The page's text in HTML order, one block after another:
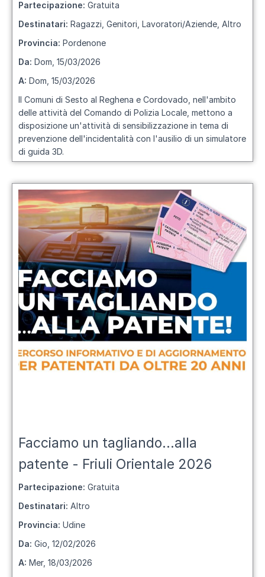
Partecipazione: Gratuita
Destinatari: Ragazzi, Genitori, Lavoratori/Aziende, Altro
Provincia: Pordenone
Da: Dom, 15/03/2026
A: Dom, 15/03/2026
Il Comuni di Sesto al Reghena e Cordovado, nell'ambito
delle attività del Comando di Polizia Locale, mettono a
disposizione un'attività di sensibilizzazione in tema di
prevenzione dell'incidentalità con l'ausilio di un simulatore
di guida 3D.
Facciamo un tagliando...alla
patente - Friuli Orientale 2026
Partecipazione: Gratuita
Destinatari: Altro
Provincia: Udine
Da: Gio, 12/02/2026
A: Mer, 18/03/2026